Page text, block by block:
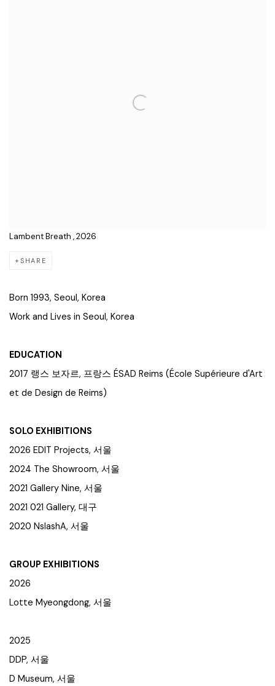
Lambent Breath , 2026
SHARE
Born 1993, Seoul, Korea
Work and Lives in Seoul, Korea
EDUCATION
2017 랭스 보자르, 프랑스 ÉSAD Reims (École Supérieure d'Art
et de Design de Reims)
SOLO EXHIBITIONS
2026 EDIT Projects, 서울
2024 The Showroom, 서울
2021 Gallery Nine, 서울
2021 021 Gallery, 대구
2020 NslashA, 서울
GROUP EXHIBITIONS
2026
Lotte Myeongdong, 서울
2025
DDP, 서울
D Museum, 서울